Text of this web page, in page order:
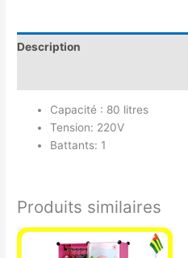
Description
Capacité : 80 litres
Tension: 220V
Battants: 1
Produits similaires